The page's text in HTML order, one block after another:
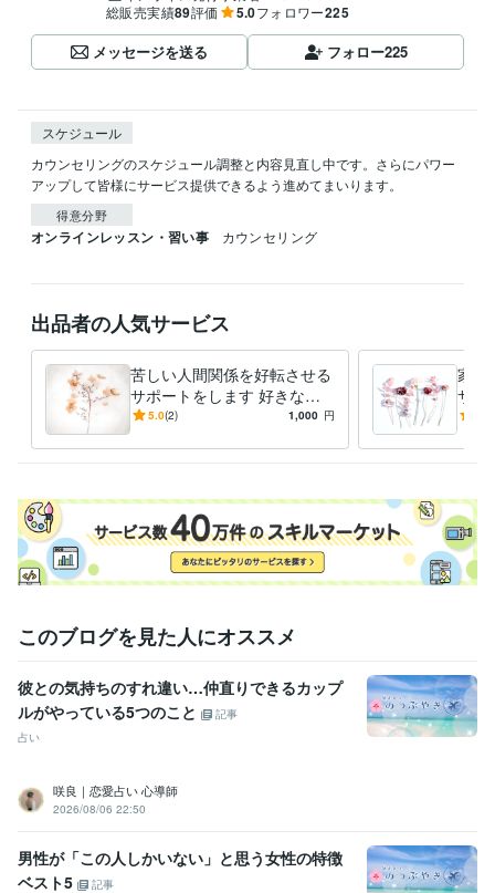
総販売実績89評価 5.0フォロワー225
メッセージを送る フォロー225
スケジュール
カウンセリングのスケジュール調整と内容見直し中です。さらにパワー
アップして皆様にサービス提供できるよう進めてまいります。
得意分野
オンラインレッスン・習い事 カウンセリング
出品者の人気サービス
苦しい人間関係を好転させる
サポートをします 好きな人
に囲まれる体質へ✨実践的サ
5.0(2) 1,000 円
家族
サポ
ット
このブログを見た人にオススメ
彼との気持ちのすれ違い…仲直りできるカップ
ルがやっている5つのこと
記事
占い
咲良｜恋愛占い 心導師
2026/08/06 22:50
男性が「この人しかいない」と思う女性の特徴
ベスト5
記事